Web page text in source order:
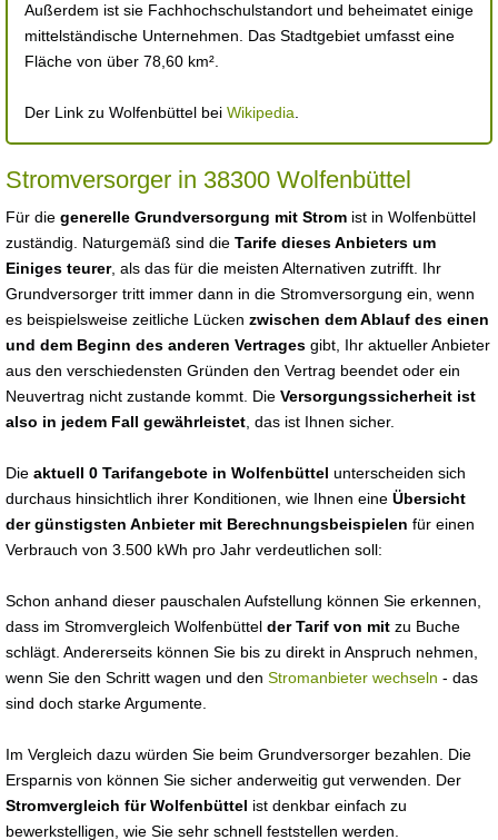
Außerdem ist sie Fachhochschulstandort und beheimatet einige
mittelständische Unternehmen. Das Stadtgebiet umfasst eine
Fläche von über 78,60 km².
Der Link zu Wolfenbüttel bei Wikipedia
Stromversorger in 38300 Wolfenbüttel
Für die generelle Grundversorgung mit Strom ist in Wolfenbüttel
zuständig. Naturgemäß sind die Tarife dieses Anbieters um
Einiges teurer, als das für die meisten Alternativen zutrifft. Ihr
Grundversorger tritt immer dann in die Stromversorgung ein, wenn
es beispielsweise zeitliche Lücken zwischen dem Ablauf des einen
und dem Beginn des anderen Vertrages gibt, Ihr aktueller Anbieter
aus den verschiedensten Gründen den Vertrag beendet oder ein
Neuvertrag nicht zustande kommt. Die Versorgungssicherheit ist
also in jedem Fall gewährleistet , das ist Ihnen sicher.
Die aktuell 0 Tarifangebote in Wolfenbüttel unterscheiden sich
durchaus hinsichtlich ihrer Konditionen, wie Ihnen eine Übersicht
der günstigsten Anbieter mit Berechnungsbeispielen für einen
Verbrauch von 3.500 kWh pro Jahr verdeutlichen soll:
Schon anhand dieser pauschalen Aufstellung können Sie erkennen,
dass im Stromvergleich Wolfenbüttel der Tarif von mit zu Buche
schlägt. Andererseits können Sie bis zu direkt in Anspruch nehmen,
wenn Sie den Schritt wagen und den Stromanbieter wechseln - das
sind doch starke Argumente.
Im Vergleich dazu würden Sie beim Grundversorger bezahlen. Die
Ersparnis von können Sie sicher anderweitig gut verwenden. Der
Stromvergleich für Wolfenbüttel ist denkbar einfach zu
bewerkstelligen, wie Sie sehr schnell feststellen werden.